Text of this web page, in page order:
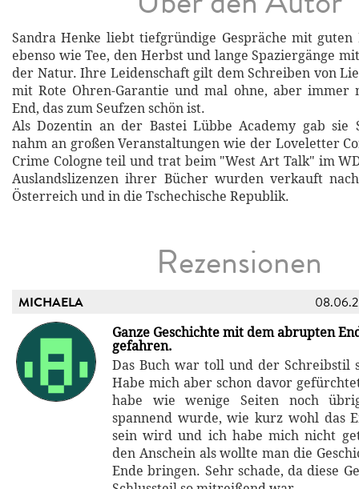
Sandra Henke liebt tiefgründige Gespräche mit guten
ebenso wie Tee, den Herbst und lange Spaziergänge
der Natur. Ihre Leidenschaft gilt dem Schreiben von
mit Rote Ohren-Garantie und mal ohne, aber immer
End, das zum Seufzen schön ist.
Als Dozentin an der Bastei Lübbe Academy gab sie
nahm an großen Veranstaltungen wie der Loveletter
Crime Cologne teil und trat beim "West Art Talk" im
Auslandslizenzen ihrer Bücher wurden verkauft
Österreich und in die Tschechische Republik.
Rezensionen
MICHAELA
Ganze Geschichte mit dem abrupten
gefahren.
Das Buch war toll und der Schreibstil
Habe mich aber schon davor
habe wie wenige Seiten noch
spannend wurde, wie kurz wohl das
sein wird und ich habe mich nicht
den Anschein als wollte man die
Ende bringen. Sehr schade, da diese